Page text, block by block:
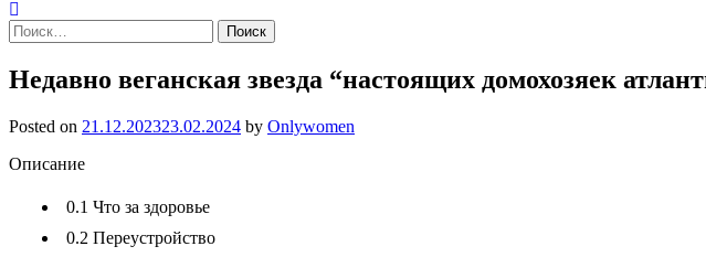
Найти:
Недавно веганская звезда “настоящих домохозяек
Posted on 21.12.202323.02.2024 by Onlywomen
Описание
0.1 Что за здоровье
0.2 Переустройство